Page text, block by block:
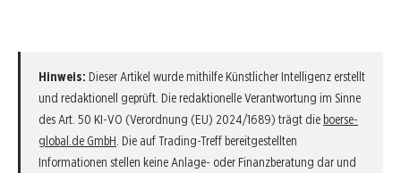
Hinweis: Dieser Artikel wurde mithilfe Künstlicher Intelligenz erstellt
und redaktionell geprüft. Die redaktionelle Verantwortung im Sinne
des Art. 50 KI-VO (Verordnung (EU) 2024/1689) trägt die boerse-
global.de GmbH. Die auf Trading-Treff bereitgestellten
Informationen stellen keine Anlage- oder Finanzberatung dar und